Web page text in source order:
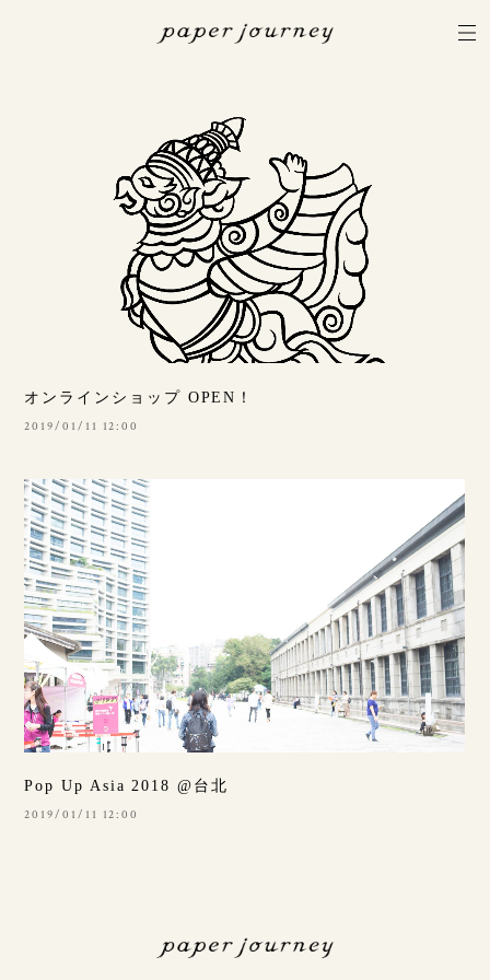
オンラインショップ OPEN！
2019/01/11 12:00
Pop Up Asia 2018 @台北
2019/01/11 12:00